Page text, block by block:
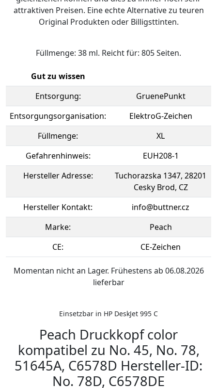
attraktiven Preisen. Eine echte Alternative zu teuren
Original Produkten oder Billigsttinten.
Füllmenge: 38 ml. Reicht für: 805 Seiten.
Gut zu wissen
Entsorgung:
GruenePunkt
Entsorgungsorganisation:
ElektroG-Zeichen
Füllmenge:
XL
Gefahrenhinweis:
EUH208-1
Hersteller Adresse:
Tuchorazska 1347, 28201
Cesky Brod, CZ
Hersteller Kontakt:
info@buttner.cz
Marke:
Peach
CE:
CE-Zeichen
Momentan nicht an Lager. Frühestens ab 06.08.2026
lieferbar
Einsetzbar in HP DeskJet 995 C
Peach Druckkopf color
kompatibel zu No. 45, No. 78,
51645A, C6578D Hersteller-ID:
No. 78D, C6578DE